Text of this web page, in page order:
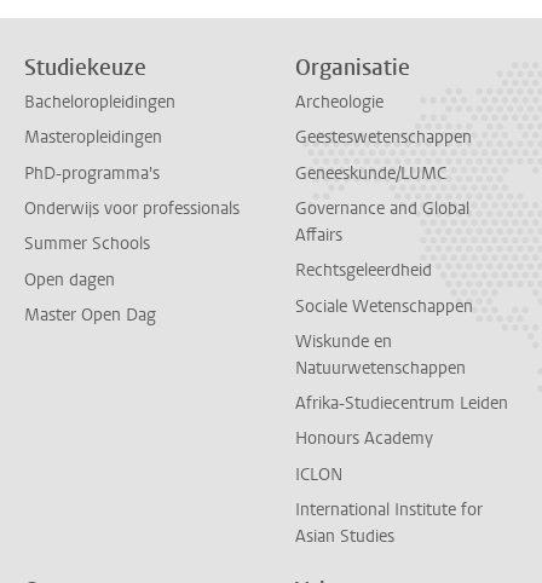
Studiekeuze
Bacheloropleidingen
Masteropleidingen
PhD-programma's
Onderwijs voor professionals
Summer Schools
Open dagen
Master Open Dag
Organisatie
Archeologie
Geesteswetenschappen
Geneeskunde/LUMC
Governance and Global
Affairs
Rechtsgeleerdheid
Sociale Wetenschappen
Wiskunde en
Natuurwetenschappen
Afrika-Studiecentrum Leiden
Honours Academy
ICLON
International Institute for
Asian Studies